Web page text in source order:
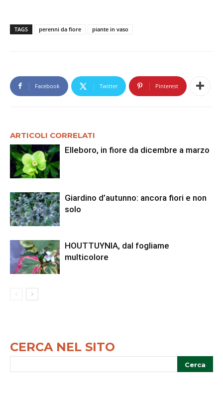
TAGS perenni da fiore piante in vaso
Facebook Twitter Pinterest
ARTICOLI CORRELATI
Elleboro, in fiore da dicembre a marzo
Giardino d’autunno: ancora fiori e non
solo
HOUTTUYNIA, dal fogliame
multicolore
CERCA NEL SITO